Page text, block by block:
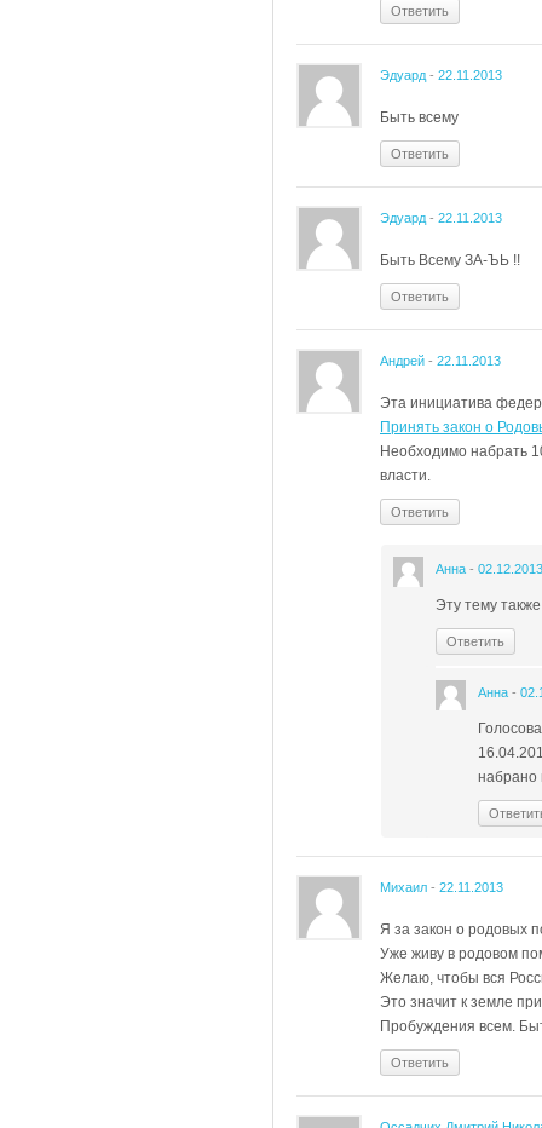
Ответить
Эдуард - 22.11.2013
Быть всему
Ответить
Эдуард - 22.11.2013
Быть Всему ЗА-ЪЬ !!
Ответить
Андрей - 22.11.2013
Эта инициатива
Принять закон о
Необходимо набрать
власти.
Ответить
Анна - 02.12.2013
Эту тему
Ответить
Анна -
набрано
Михаил - 22.11.2013
Я за закон о родовых
Уже живу в родовом
Желаю, чтобы вся
Это значит к земле
Пробуждения всем.
Ответить